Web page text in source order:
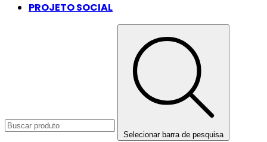
PROJETO SOCIAL
Selecionar barra de pesquisa